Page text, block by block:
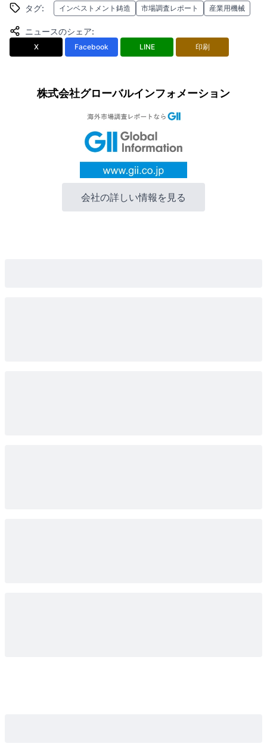
タグ: インベストメント鋳造 市場調査レポート 産業用機械
ニュースのシェア:
X Facebook LINE 印刷
株式会社グローバルインフォメーション
会社の詳しい情報を見る